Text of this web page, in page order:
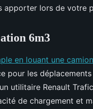
apporter lors de votre
6m3
en louant une
pour les
utilitaire Renault
de chargement et